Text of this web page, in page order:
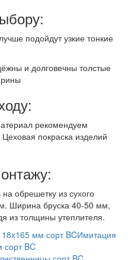
подойдут узкие тонкие
и долговечны толстые
рекомендуем
покраска изделий
обрешетку из сухого
Ширина бруска 40-50 мм,
из толщины утеплителя.
мм сорт BCИмитация
сорт BC